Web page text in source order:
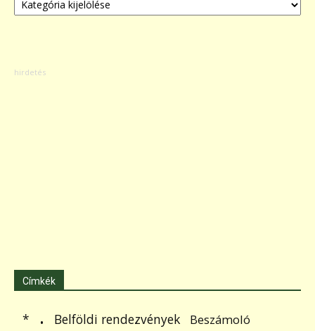
Címkék
* . Belföldi rendezvények Beszámoló